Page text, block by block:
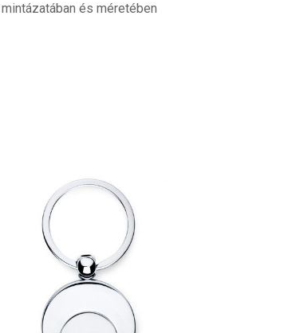
és méretében